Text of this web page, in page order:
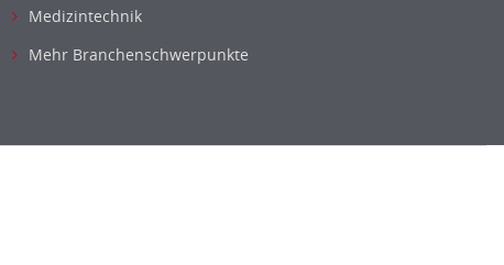
Medizintechnik
Mehr Branchenschwerpunkte